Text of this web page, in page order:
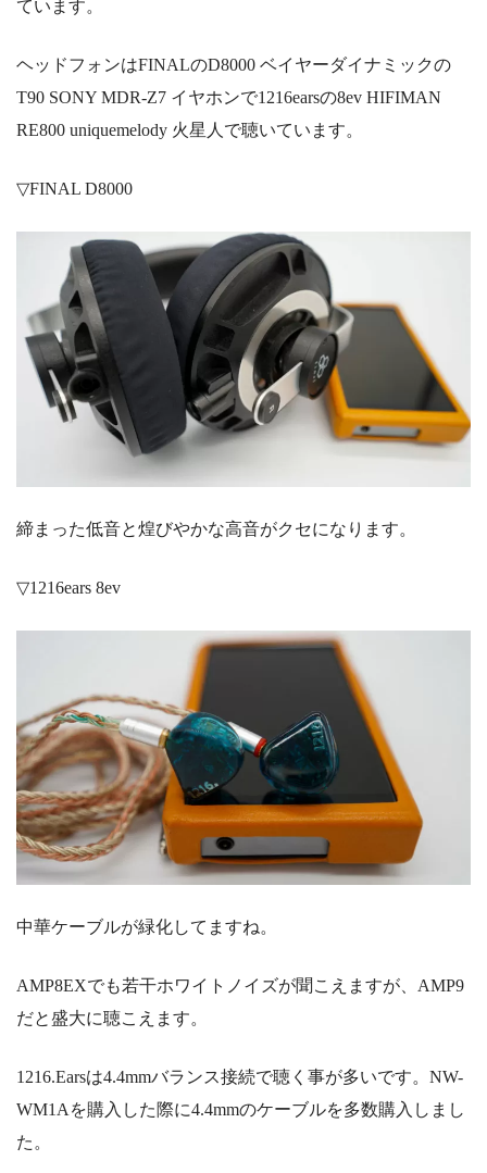
ています。
ヘッドフォンはFINALのD8000 ベイヤーダイナミックの
T90 SONY MDR-Z7 イヤホンで1216earsの8ev HIFIMAN
RE800 uniquemelody 火星人で聴いています。
▽FINAL D8000
締まった低音と煌びやかな高音がクセになります。
▽1216ears 8ev
中華ケーブルが緑化してますね。
AMP8EXでも若干ホワイトノイズが聞こえますが、AMP9
だと盛大に聴こえます。
1216.Earsは4.4mmバランス接続で聴く事が多いです。NW-
WM1Aを購入した際に4.4mmのケーブルを多数購入しまし
た。